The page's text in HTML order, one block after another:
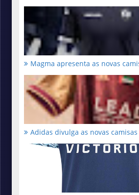
Magma apresenta as novas
Adidas divulga as novas